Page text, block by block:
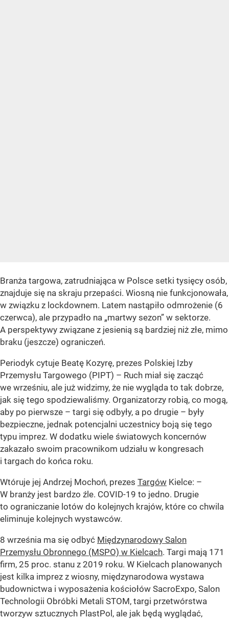
Branża targowa, zatrudniająca w Polsce setki tysięcy osób,
znajduje się na skraju przepaści. Wiosną nie funkcjonowała,
w związku z lockdownem. Latem nastąpiło odmrożenie (6
czerwca), ale przypadło na „martwy sezon” w sektorze.
A perspektywy związane z jesienią są bardziej niż złe, mimo
braku (jeszcze) ograniczeń.
Periodyk cytuje Beatę Kozyrę, prezes Polskiej Izby
Przemysłu Targowego (PIPT) – Ruch miał się zacząć
we wrześniu, ale już widzimy, że nie wygląda to tak dobrze,
jak się tego spodziewaliśmy. Organizatorzy robią, co mogą,
aby po pierwsze – targi się odbyły, a po drugie – były
bezpieczne, jednak potencjalni uczestnicy boją się tego
typu imprez. W dodatku wiele światowych koncernów
zakazało swoim pracownikom udziału w kongresach
i targach do końca roku.
Wtóruje jej Andrzej Mochoń, prezes Targów Kielce: –
W branży jest bardzo źle. COVID-19 to jedno. Drugie
to ograniczanie lotów do kolejnych krajów, które co chwila
eliminuje kolejnych wystawców.
8 września ma się odbyć Międzynarodowy Salon
Przemysłu Obronnego (MSPO) w Kielcach. Targi mają 171
firm, 25 proc. stanu z 2019 roku. W Kielcach planowanych
jest kilka imprez z wiosny, międzynarodowa wystawa
budownictwa i wyposażenia kościołów SacroExpo, Salon
Technologii Obróbki Metali STOM, targi przetwórstwa
tworzyw sztucznych PlastPol, ale jak będą wyglądać,